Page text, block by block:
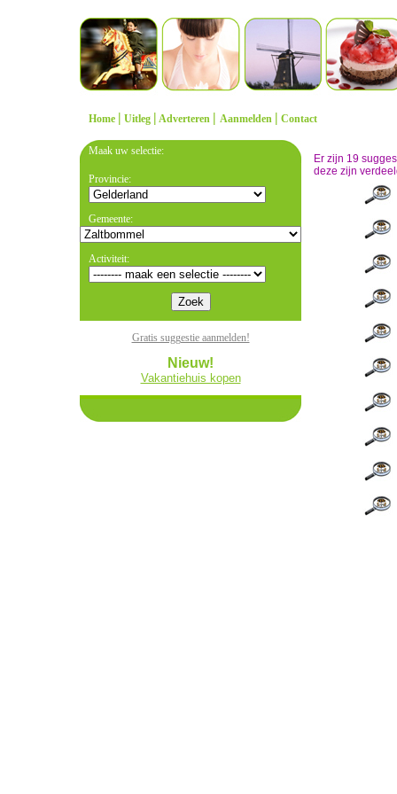
Home | Uitleg | Adverteren | Aanmelden | Contact
Maak uw selectie:
Provincie:
Gemeente:
Activiteit:
Gratis suggestie aanmelden!
Nieuw!
Vakantiehuis kopen
Er zijn 19
deze zijn